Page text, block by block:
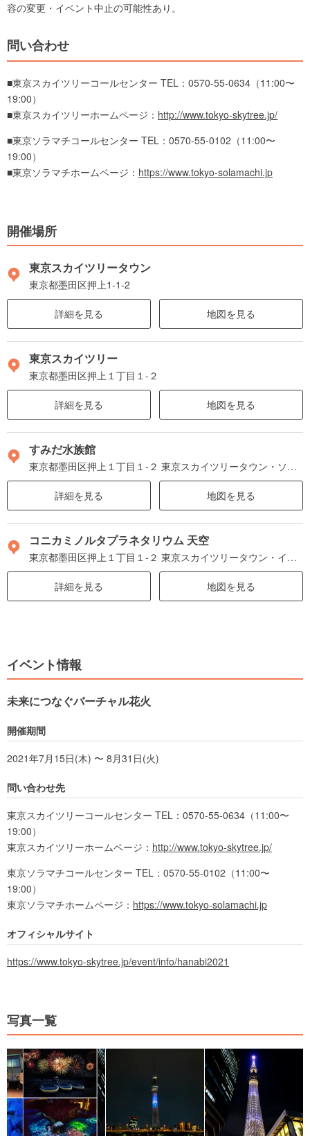
容の変更・イベント中止の可能性あり。
問い合わせ
■東京スカイツリーコールセンター TEL：0570-55-0634（11:00〜
19:00）
■東京スカイツリーホームページ： http://www.tokyo-skytree.jp/
■東京ソラマチコールセンター TEL：0570-55-0102（11:00〜
19:00）
■東京ソラマチホームページ： https://www.tokyo-solamachi.jp
開催場所
東京スカイツリータウン
東京都墨田区押上1-1-2
詳細を見る 地図を見る
東京スカイツリー
東京都墨田区押上１丁目１-２
詳細を見る 地図を見る
すみだ水族館
東京都墨田区押上１丁目１-２ 東京スカイツリータウン・ソラマチ ５階～６階
詳細を見る 地図を見る
コニカミノルタプラネタリウム 天空
東京都墨田区押上１丁目１-２ 東京スカイツリータウン・イーストヤード 7階
詳細を見る 地図を見る
イベント情報
未来につなぐバーチャル花火
開催期間
2021年7月15日(木) 〜 8月31日(火)
問い合わせ先
東京スカイツリーコールセンター TEL：0570-55-0634（11:00〜
19:00）
東京スカイツリーホームページ： http://www.tokyo-skytree.jp/
東京ソラマチコールセンター TEL：0570-55-0102（11:00〜
19:00）
東京ソラマチホームページ： https://www.tokyo-solamachi.jp
オフィシャルサイト
https://www.tokyo-skytree.jp/event/info/hanabi2021
写真一覧